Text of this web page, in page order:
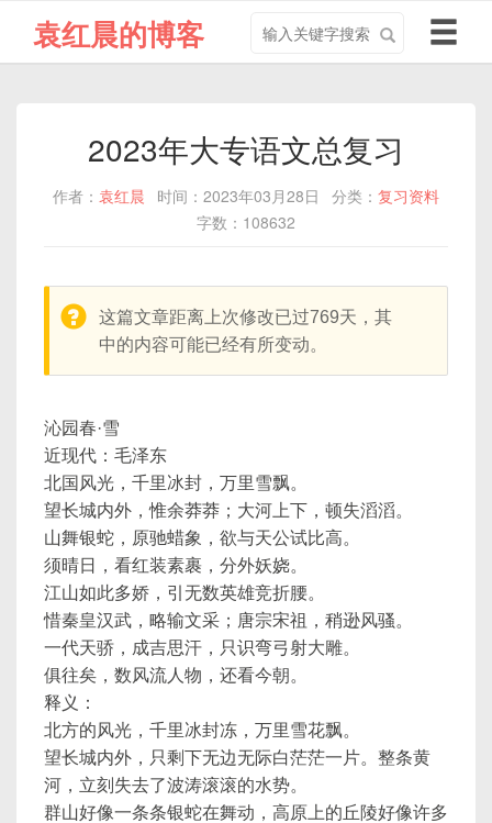
袁红晨的博客
关
导
航
切
2023年大专语文总复习
作者： 袁红晨 时间：2023年03月28日 分类： 复习资料
字数：108632
warning:
这篇文章距离上次修改已过769天，其
中的内容可能已经有所变动。
沁园春·雪
近现代：毛泽东
北国风光，千里冰封，万里雪飘。
望长城内外，惟余莽莽；大河上下，顿失滔滔。
山舞银蛇，原驰蜡象，欲与天公试比高。
须晴日，看红装素裹，分外妖娆。
江山如此多娇，引无数英雄竞折腰。
惜秦皇汉武，略输文采；唐宗宋祖，稍逊风骚。
一代天骄，成吉思汗，只识弯弓射大雕。
俱往矣，数风流人物，还看今朝。
释义：
北方的风光，千里冰封冻，万里雪花飘。
望长城内外，只剩下无边无际白茫茫一片。整条黄
河，立刻失去了波涛滚滚的水势。
群山好像一条条银蛇在舞动，高原上的丘陵好像许多